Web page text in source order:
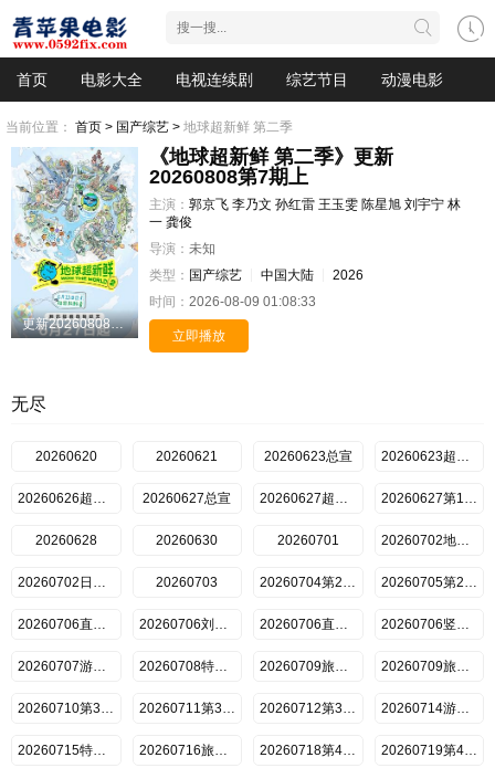
首页 电影大全 电视连续剧 综艺节目 动漫电影
当前位置： 首页 > 国产综艺 > 地球超新鲜 第二季
更新20260808第7期上
《地球超新鲜 第二季》更新
20260808第7期上
主演： 郭京飞 李乃文 孙红雷 王玉雯 陈星旭 刘宇宁 林
一 龚俊
导演： 未知
类型： 国产综艺 中国大陆
2026
时间： 2026-08-09 01:08:33
立即播放
无尽
20260620 20260621 20260623总宣 20260623超前抢鲜看
20260626超前彩蛋 20260627总宣 20260627超前抢鲜看 20260627第1期上
20260628 20260630 20260701 20260702地球团集结前
20260702日记第1期 20260703 20260704第2期上 20260705第2期下
20260706直拍林一传歌开嗓 20260706刘宇宁自创魔性编舞法 20260706直拍王玉雯看刘宇宁 20260706竖屏刘宇宁龚俊林
20260707游戏加更第2期 20260708特别加更第2期 20260709旅行日记第2期上 20260709旅行日记第2期下
20260710第3期超前彩蛋 20260711第3期上 20260712第3期下 20260714游戏加更第3期
20260715特别加更第3期 20260716旅行日记第3期 20260718第4期上 20260719第4期下